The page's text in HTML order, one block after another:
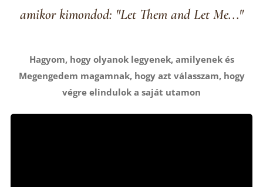
amikor kimondod: "Let Them and Let Me..."
Hagyom, hogy olyanok legyenek, amilyenek és
Megengedem magamnak, hogy azt válasszam, hogy
végre elindulok a saját utamon